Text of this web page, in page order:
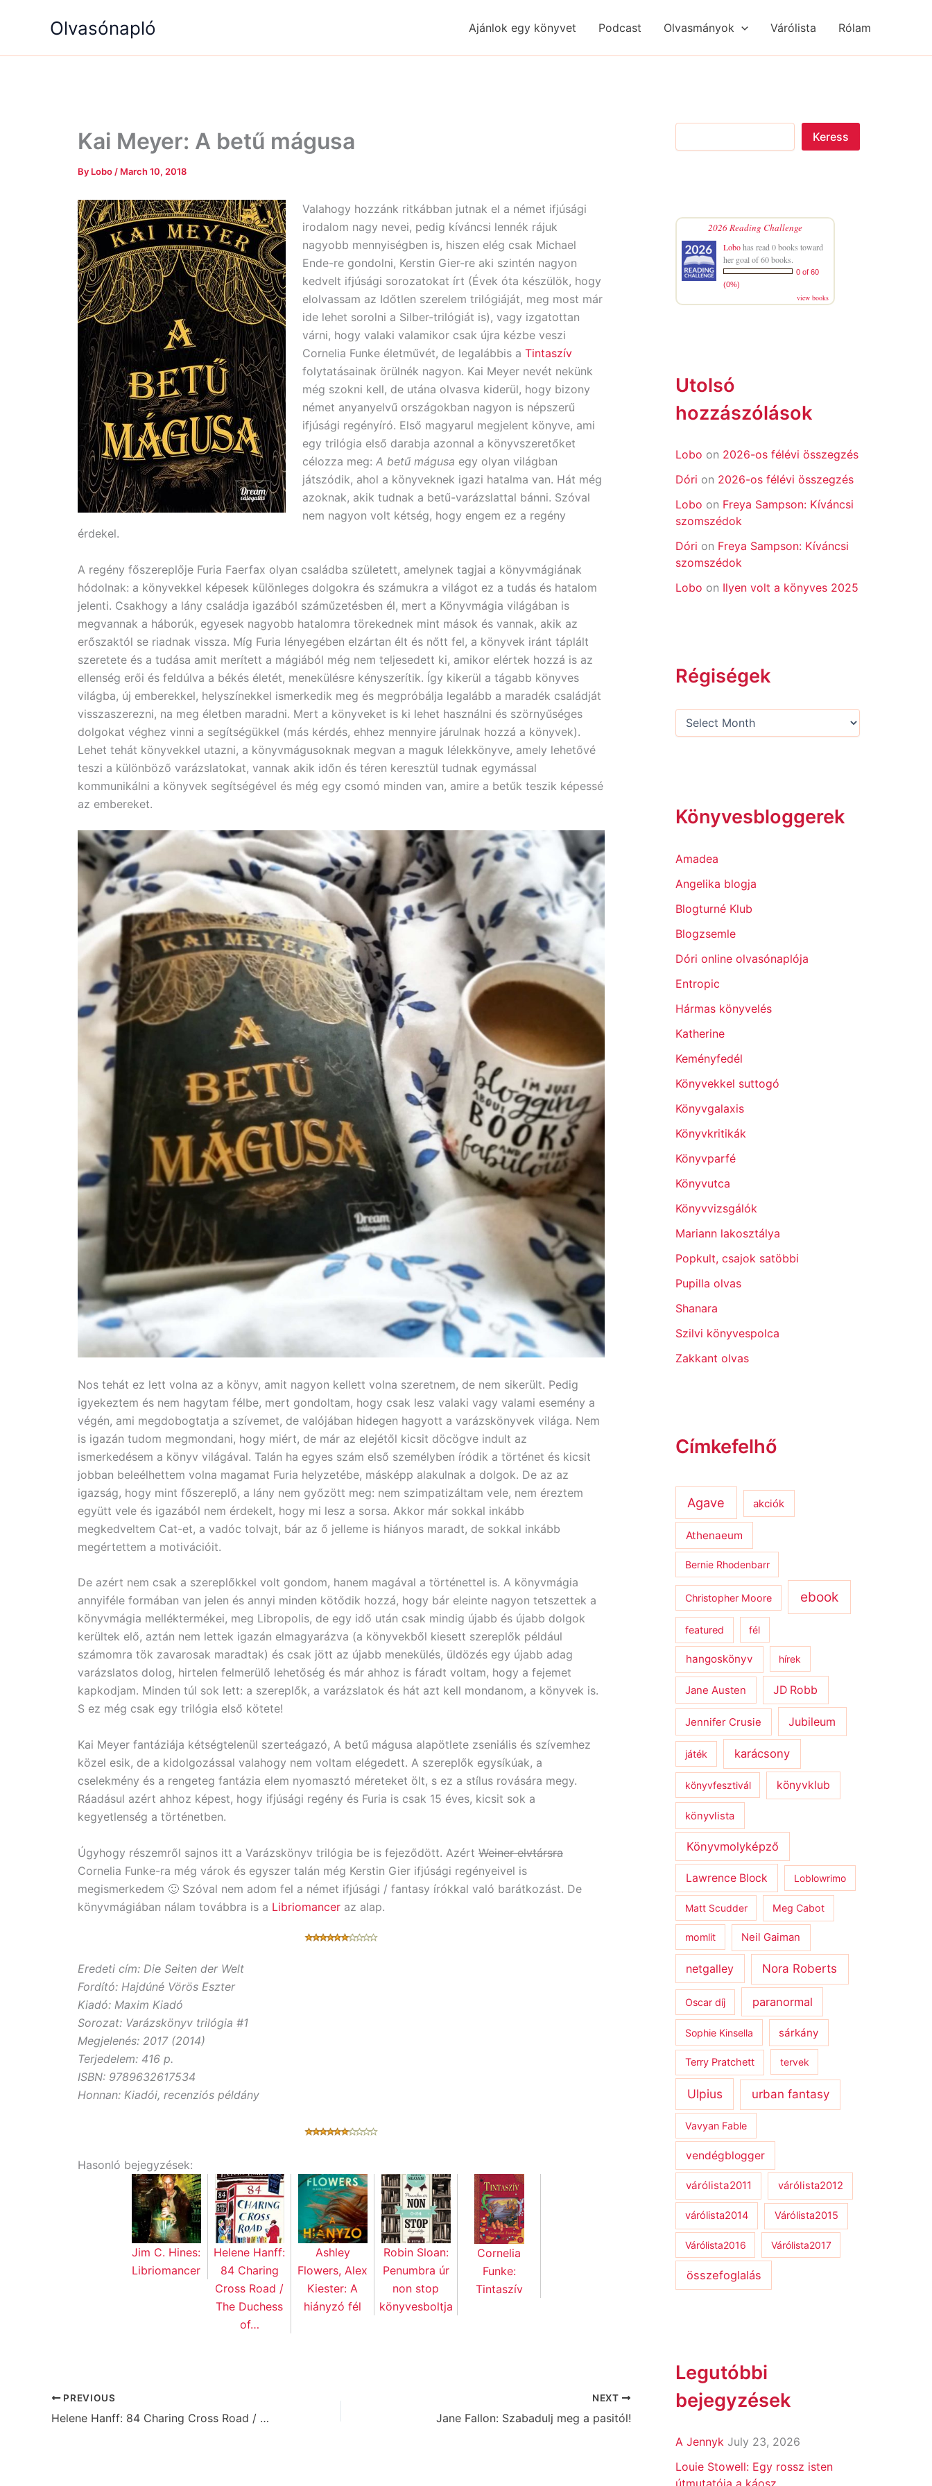
Olvasónapló Ajánlok egy könyvet Podcast Olvasmányok Várólista Rólam
Kai Meyer: A betű mágusa
By Lobo / March 10, 2018
Valahogy hozzánk ritkábban jutnak el a német ifjúsági
irodalom nagy nevei, pedig kíváncsi lennék rájuk
nagyobb mennyiségben is, hiszen elég csak Michael
Ende-re gondolni, Kerstin Gier-re aki szintén nagyon
kedvelt ifjúsági sorozatokat írt (Évek óta készülök, hogy
elolvassam az Időtlen szerelem trilógiáját, meg most már
ide lehet sorolni a Silber-trilógiát is), vagy izgatottan
várni, hogy valaki valamikor csak újra kézbe veszi
Cornelia Funke életművét, de legalábbis a Tintaszív
folytatásainak örülnék nagyon. Kai Meyer nevét nekünk
még szokni kell, de utána olvasva kiderül, hogy bizony
német anyanyelvű országokban nagyon is népszerű
ifjúsági regényíró. Első magyarul megjelent könyve, ami
egy trilógia első darabja azonnal a könyvszeretőket
célozza meg: A betű mágusa egy olyan világban
játszódik, ahol a könyveknek igazi hatalma van. Hát még
azoknak, akik tudnak a betű-varázslattal bánni. Szóval
nem nagyon volt kétség, hogy engem ez a regény
érdekel.
A regény főszereplője Furia Faerfax olyan családba született, amelynek tagjai a könyvmágiának
hódolnak: a könyvekkel képesek különleges dolgokra és számukra a világot ez a tudás és hatalom
jelenti. Csakhogy a lány családja igazából száműzetésben él, mert a Könyvmágia világában is
megvannak a háborúk, egyesek nagyobb hatalomra törekednek mint mások és vannak, akik az
erőszaktól se riadnak vissza. Míg Furia lényegében elzártan élt és nőtt fel, a könyvek iránt táplált
szeretete és a tudása amit merített a mágiából még nem teljesedett ki, amikor elértek hozzá is az
ellenség erői és feldúlva a békés életét, menekülésre kényszerítik. Így kikerül a tágabb könyves
világba, új emberekkel, helyszínekkel ismerkedik meg és megpróbálja legalább a maradék családját
visszaszerezni, na meg életben maradni. Mert a könyveket is ki lehet használni és szörnyűséges
dolgokat véghez vinni a segítségükkel (más kérdés, ehhez mennyire járulnak hozzá a könyvek).
Lehet tehát könyvekkel utazni, a könyvmágusoknak megvan a maguk lélekkönyve, amely lehetővé
teszi a különböző varázslatokat, vannak akik időn és téren keresztül tudnak egymással
kommunikálni a könyvek segítségével és még egy csomó minden van, amire a betűk teszik képessé
az embereket.
Nos tehát ez lett volna az a könyv, amit nagyon kellett volna szeretnem, de nem sikerült. Pedig
igyekeztem és nem hagytam félbe, mert gondoltam, hogy csak lesz valaki vagy valami esemény a
végén, ami megdobogtatja a szívemet, de valójában hidegen hagyott a varázskönyvek világa. Nem
is igazán tudom megmondani, hogy miért, de már az elejétől kicsit döcögve indult az
ismerkedésem a könyv világával. Talán ha egyes szám első személyben íródik a történet és kicsit
jobban beleélhettem volna magamat Furia helyzetébe, másképp alakulnak a dolgok. De az az
igazság, hogy mint főszereplő, a lány nem győzött meg: nem szimpatizáltam vele, nem éreztem
együtt vele és igazából nem érdekelt, hogy mi lesz a sorsa. Akkor már sokkal inkább
megkedveltem Cat-et, a vadóc tolvajt, bár az ő jelleme is hiányos maradt, de sokkal inkább
megértettem a motivációit.
De azért nem csak a szereplőkkel volt gondom, hanem magával a történettel is. A könyvmágia
annyiféle formában van jelen és annyi minden kötődik hozzá, hogy bár eleinte nagyon tetszettek a
könyvmágia melléktermékei, meg Libropolis, de egy idő után csak mindig újabb és újabb dolgok
kerültek elő, aztán nem lettek igazán elmagyarázva (a könyvekből kiesett szereplők például
számomra tök zavarosak maradtak) és csak jött az újabb menekülés, üldözés egy újabb adag
varázslatos dolog, hirtelen felmerülő lehetőség és már ahhoz is fáradt voltam, hogy a fejemet
kapkodjam. Minden túl sok lett: a szereplők, a varázslatok és hát azt kell mondanom, a könyvek is.
S ez még csak egy trilógia első kötete!
Kai Meyer fantáziája kétségtelenül szerteágazó, A betű mágusa alapötlete zseniális és szívemhez
közel esik, de a kidolgozással valahogy nem voltam elégedett. A szereplők egysíkúak, a
cselekmény és a rengeteg fantázia elem nyomasztó méreteket ölt, s ez a stílus rovására megy.
Ráadásul azért ahhoz képest, hogy ifjúsági regény és Furia is csak 15 éves, kicsit sok a
kegyetlenség a történetben.
Úgyhogy részemről sajnos itt a Varázskönyv trilógia be is fejeződött. Azért Weiner elvtársra
Cornelia Funke-ra még várok és egyszer talán még Kerstin Gier ifjúsági regényeivel is
megismerkedem 🙂 Szóval nem adom fel a német ifjúsági / fantasy írókkal való barátkozást. De
könyvmágiában nálam továbbra is a Libriomancer az alap.
Eredeti cím: Die Seiten der Welt
Fordító: Hajdúné Vörös Eszter
Kiadó: Maxim Kiadó
Sorozat: Varázskönyv trilógia #1
Megjelenés: 2017 (2014)
Terjedelem: 416 p.
ISBN: 9789632617534
Honnan: Kiadói, recenziós példány
Hasonló bejegyzések:
Jim C. Hines:
Libriomancer
Helene Hanff:
84 Charing
Cross Road /
The Duchess
of…
Ashley
Flowers, Alex
Kiester: A
hiányzó fél
Robin Sloan:
Penumbra úr
non stop
könyvesboltja
Cornelia
Funke:
Tintaszív
PREVIOUS
Helene Hanff: 84 Charing Cross Road / The Duchess of Bloomsbury
NEXT
Jane Fallon: Szabadulj meg a pasitól!
a
Keress
2026 Reading Challenge
Lobohas read 0 books toward
her goal of 60 books.
0 of 60
(0%)
view books
Utolsó
hozzászólások
Lobo on 2026-os félévi összegzés
Dóri on 2026-os félévi összegzés
Lobo on Freya Sampson: Kíváncsi
szomszédok
Dóri on Freya Sampson: Kíváncsi
szomszédok
Lobo on Ilyen volt a könyves 2025
Régiségek
g
Könyvesbloggerek
Amadea
Angelika blogja
Blogturné Klub
Blogzsemle
Dóri online olvasónaplója
Entropic
Hármas könyvelés
Katherine
Keményfedél
Könyvekkel suttogó
Könyvgalaxis
Könyvkritikák
Könyvparfé
Könyvutca
Könyvvizsgálók
Mariann lakosztálya
Popkult, csajok satöbbi
Pupilla olvas
Shanara
Szilvi könyvespolca
Zakkant olvas
Címkefelhő
Agave akciók
Athenaeum
Bernie Rhodenbarr
Christopher Moore ebook
featured fél
hangoskönyv hírek
Jane Austen JD Robb
Jennifer Crusie Jubileum
játék karácsony
könyvfesztivál könyvklub
könyvlista
Könyvmolyképző
Lawrence Block Loblowrimo
Matt Scudder Meg Cabot
momlit Neil Gaiman
netgalley Nora Roberts
Oscar díj paranormal
Sophie Kinsella sárkány
Terry Pratchett tervek
Ulpius urban fantasy
Vavyan Fable
vendégblogger
várólista2011 várólista2012
várólista2014 Várólista2015
Várólista2016 Várólista2017
összefoglalás
Legutóbbi
bejegyzések
A Jennyk July 23, 2026
Louie Stowell: Egy ​rossz isten
g